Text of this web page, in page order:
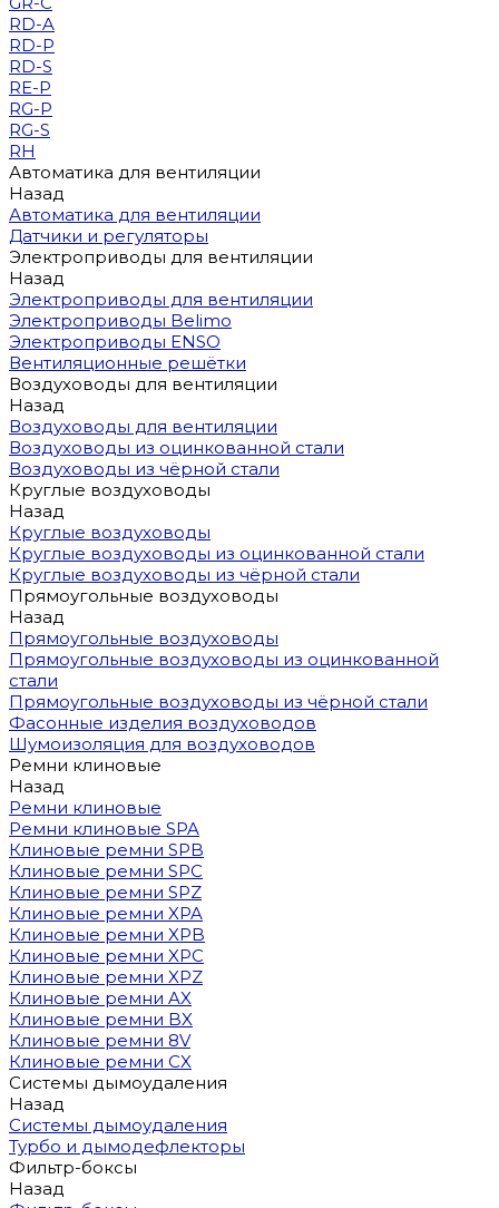
RD-A
RD-P
RD-S
RE-P
RG-P
RG-S
RH
Автоматика для вентиляции
Назад
Автоматика для вентиляции
Датчики и регуляторы
Электроприводы для вентиляции
Назад
Электроприводы для вентиляции
Электроприводы Belimo
Электроприводы ENSO
Вентиляционные решётки
Воздуховоды для вентиляции
Назад
Воздуховоды для вентиляции
Воздуховоды из оцинкованной стали
Воздуховоды из чёрной стали
Круглые воздуховоды
Назад
Круглые воздуховоды
Круглые воздуховоды из оцинкованной стали
Круглые воздуховоды из чёрной стали
Прямоугольные воздуховоды
Назад
Прямоугольные воздуховоды
Прямоугольные воздуховоды из оцинкованной
стали
Прямоугольные воздуховоды из чёрной стали
Фасонные изделия воздуховодов
Шумоизоляция для воздуховодов
Ремни клиновые
Назад
Ремни клиновые
Ремни клиновые SPA
Клиновые ремни SPB
Клиновые ремни SPC
Клиновые ремни SPZ
Клиновые ремни XPA
Клиновые ремни XPB
Клиновые ремни XPC
Клиновые ремни XPZ
Клиновые ремни AX
Клиновые ремни BX
Клиновые ремни 8V
Клиновые ремни CX
Системы дымоудаления
Назад
Системы дымоудаления
Турбо и дымодефлекторы
Фильтр-боксы
Назад